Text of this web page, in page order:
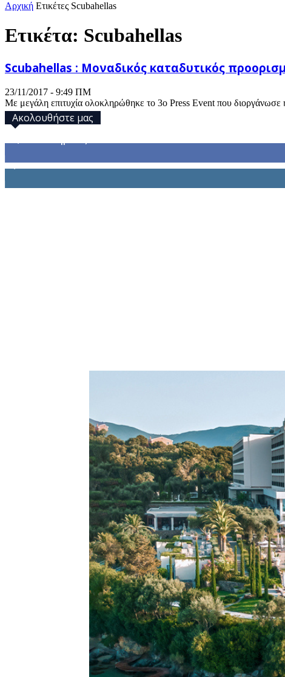
Αρχική Ετικέτες Scubahellas
Ετικέτα: Scubahellas
Scubahellas : Μοναδικός καταδυτικός
23/11/2017 - 9:49 ΠΜ
Με μεγάλη επιτυχία ολοκληρώθηκε το 3ο Press Event που
Ακολουθήστε μας
1,914 Ακόλουθοι